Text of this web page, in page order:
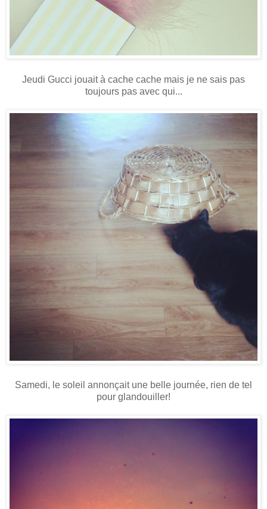
Jeudi Gucci jouait à cache cache mais je ne sais pas
toujours pas avec qui...
Samedi, le soleil annonçait une belle journée, rien de tel
pour glandouiller!